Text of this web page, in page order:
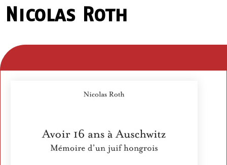
Nicolas Roth